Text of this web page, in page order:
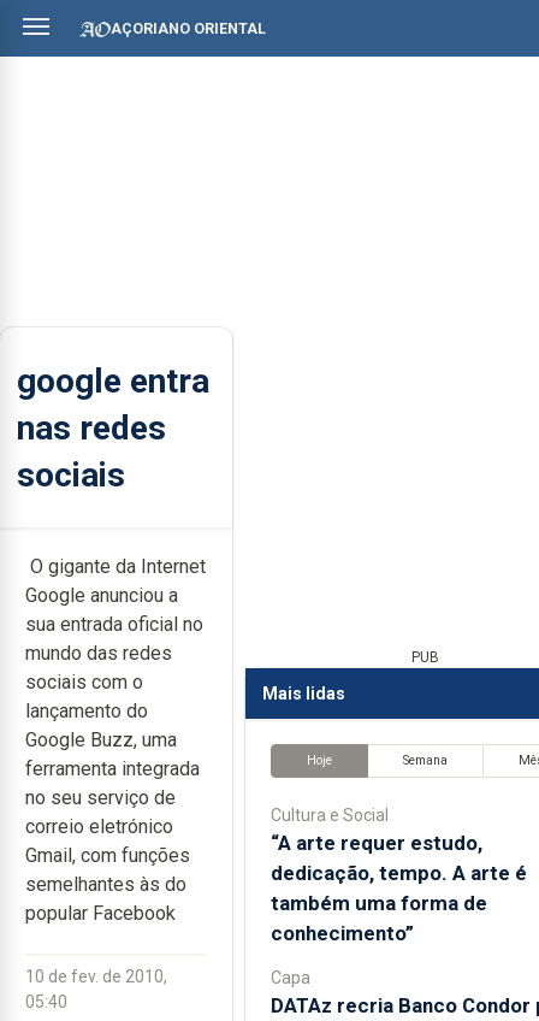
AÇORIANO ORIENTAL
google entra
nas redes
sociais
O gigante da Internet
Google anunciou a
sua entrada oficial no
mundo das redes
sociais com o
lançamento do
Google Buzz, uma
ferramenta integrada
no seu serviço de
correio eletrónico
Gmail, com funções
semelhantes às do
popular Facebook
10 de fev. de 2010,
05:40
PUB
Mais lidas
Hoje Semana
Cultura e Social
“A arte requer estudo,
dedicação, tempo. A arte é
também uma forma de
conhecimento”
Capa
DATAz recria Banco Condor